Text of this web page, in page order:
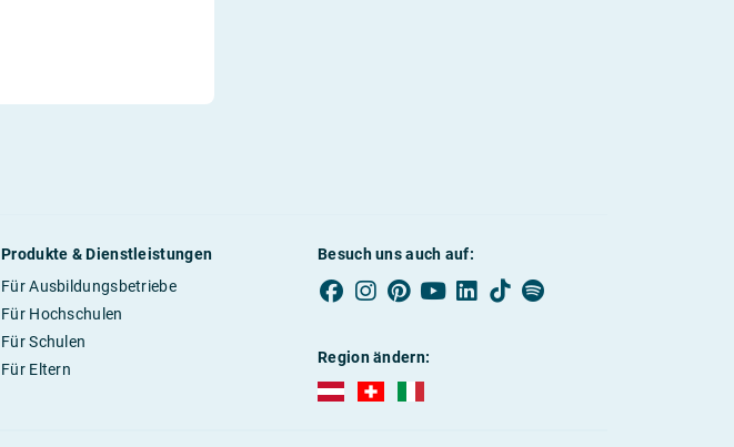
Produkte & Dienstleistungen
Für Ausbildungsbetriebe
Für Hochschulen
Für Schulen
Für Eltern
Besuch uns auch auf:
Region ändern:
AUBI-plus Österreich (deutsch)